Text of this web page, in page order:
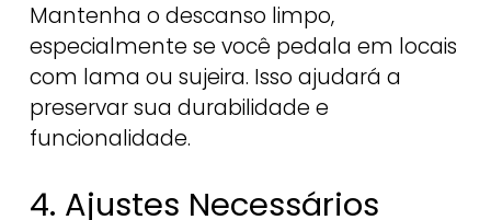
Mantenha o descanso limpo,
especialmente se você pedala em locais
com lama ou sujeira. Isso ajudará a
preservar sua durabilidade e
funcionalidade.
4. Ajustes Necessários